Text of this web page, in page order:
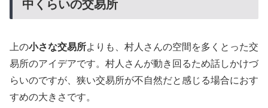
中くらいの交易所
上の小さな交易所よりも、村人さんの空間を多くとった交
易所のアイデアです。村人さんが動き回るため話しかけづ
らいのですが、狭い交易所が不自然だと感じる場合におす
すめの大きさです。